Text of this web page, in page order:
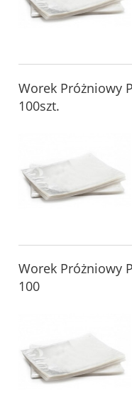
Worek Próżniowy
100szt.
Worek Próżniowy
100